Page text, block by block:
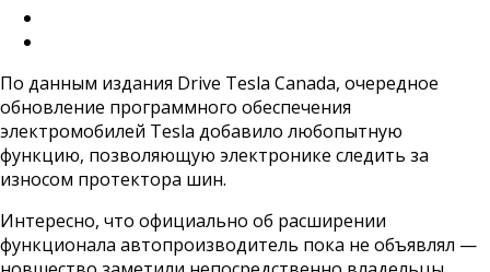
По данным издания Drive Tesla Canada, очередное
обновление программного обеспечения
электромобилей Tesla добавило любопытную
функцию, позволяющую электронике следить за
износом протектора шин.
Интересно, что официально об расширении
функционала автопроизводитель пока не объявлял —